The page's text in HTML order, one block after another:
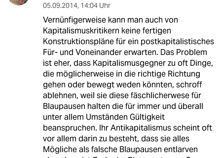
05.09.2014, 14:04 Uhr
Vernünfigerweise kann man auch von
Kapitalismuskritikern keine fertigen
Konstruktionspläne für ein postkapitalistisches
Für- und Voneinander erwarten. Das Problem
ist eher, dass Kapitalismusgegner zu oft Dinge,
die möglicherweise in die richtige Richtung
gehen oder bewegt weden könnten, schroff
ablehnen, weil sie diese fäschlicherwese für
Blaupausen halten die für immer und überall
unter allem Umständen Gültigkeit
beanspruchen. Ihr Antikapitalismus scheint oft
vor allem darin zu besteht, dass sie alles
Mögliche als falsche Blaupausen entlarven